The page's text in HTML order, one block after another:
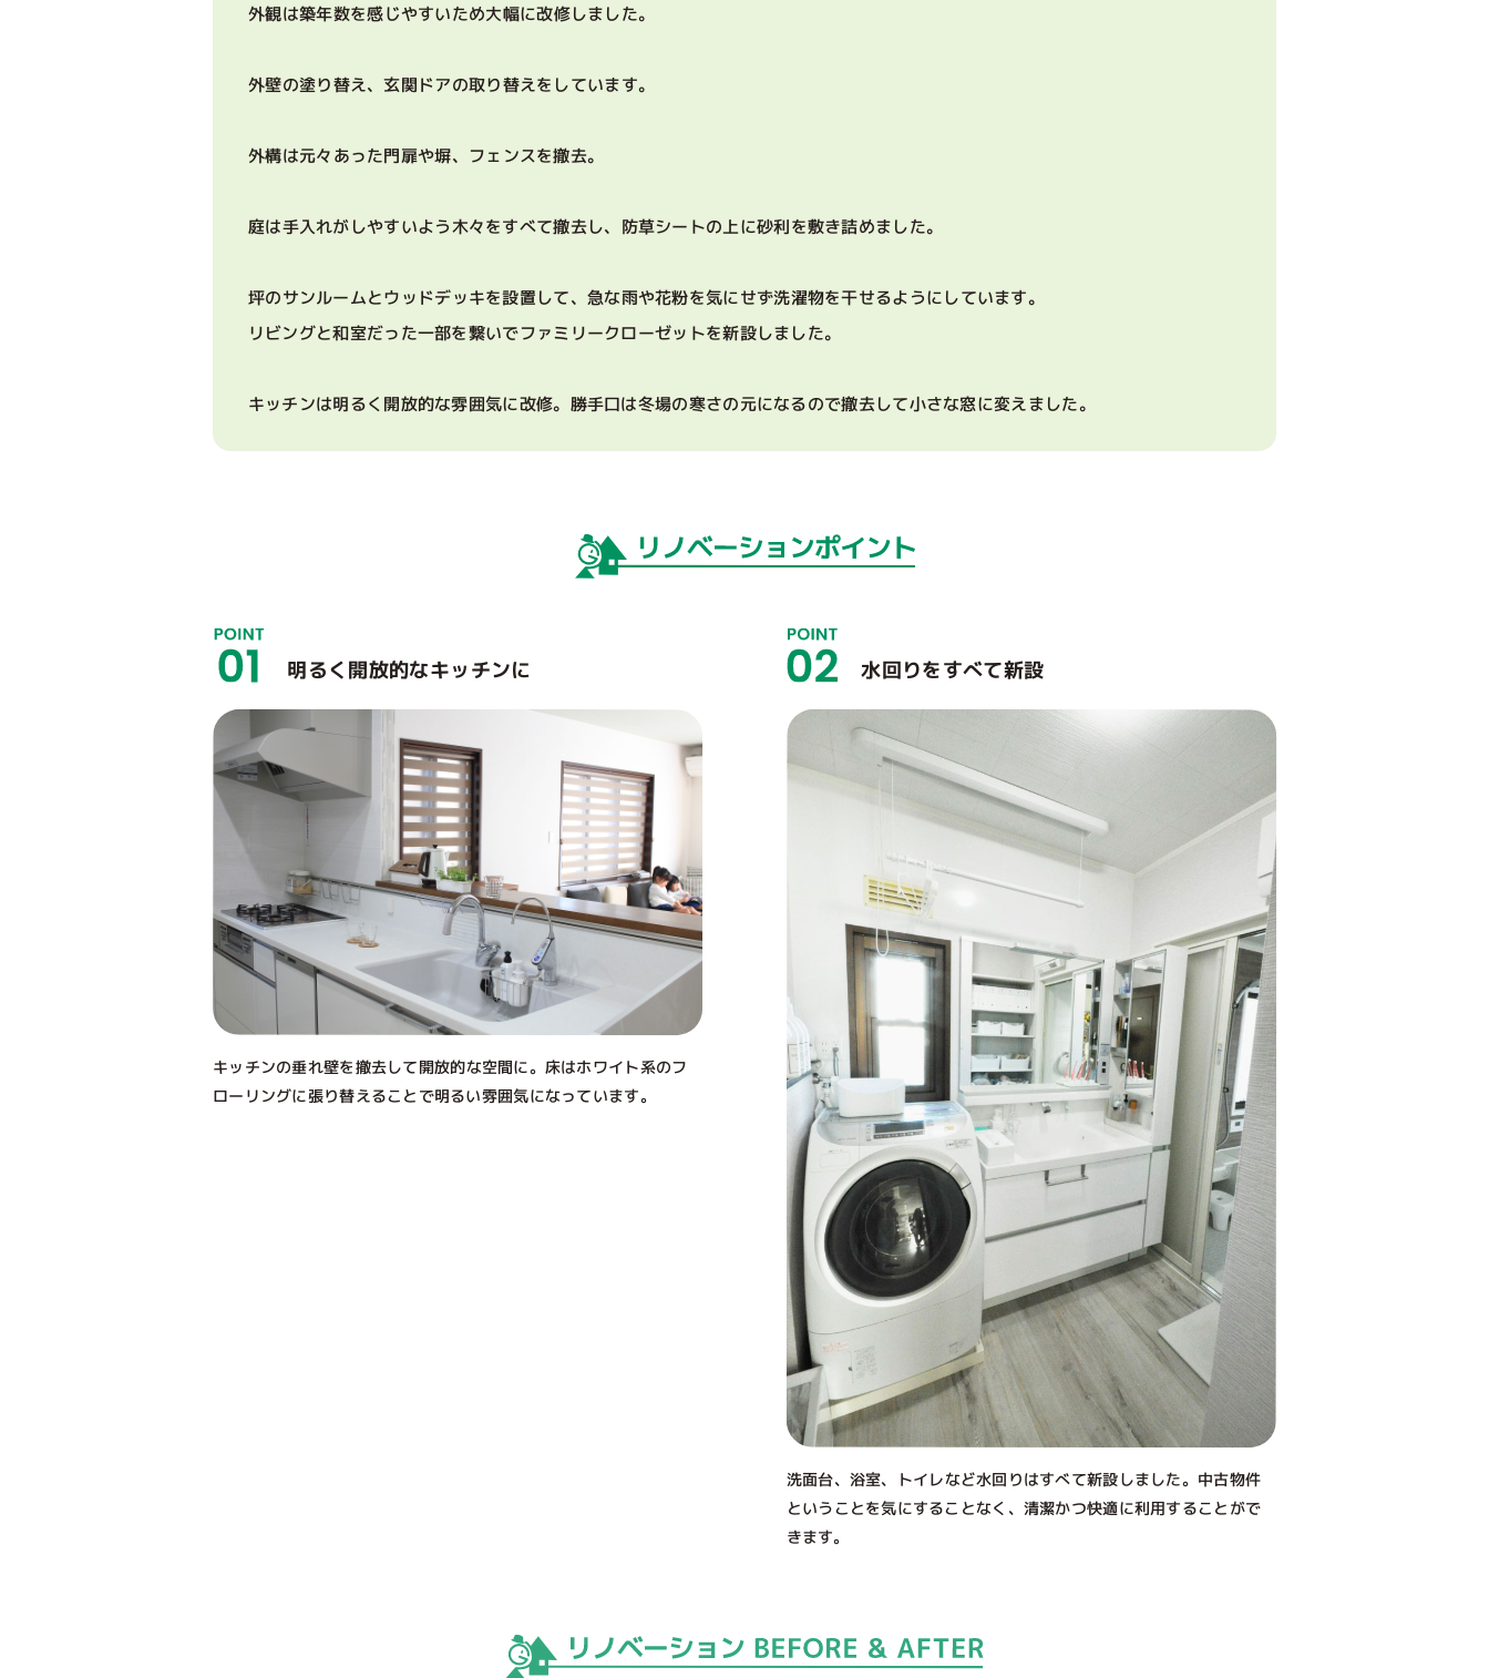
外観は築年数を感じやすいため大幅に改修しました。
外壁の塗り替え、玄関ドアの取り替えをしています。
外構は元々あった門扉や塀、フェンスを撤去。
庭は手入れがしやすいよう木々をすべて撤去し、防草シートの上に砂利を敷き詰めました。
坪のサンルームとウッドデッキを設置して、急な雨や花粉を気にせず洗濯物を干せるようにしています。
リビングと和室だった一部を繋いでファミリークローゼットを新設しました。
キッチンは明るく開放的な雰囲気に改修。勝手口は冬場の寒さの元になるので撤去して小さな窓に変えました。
明るく開放的なキッチンに
キッチンの垂れ壁を撤去して開放的な空間に。床はホワイト系のフ
ローリングに張り替えることで明るい雰囲気になっています。
水回りをすべて新設
洗面台、浴室、トイレなど水回りはすべて新設しました。中古物件
ということを気にすることなく、清潔かつ快適に利用することがで
きます。